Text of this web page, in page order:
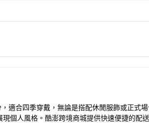
適合四季穿戴，無論是搭配休閒服飾或正式
個人風格。酷澎跨境商城提供快速便捷的配